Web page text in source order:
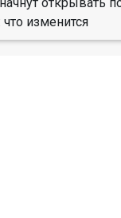
изменится